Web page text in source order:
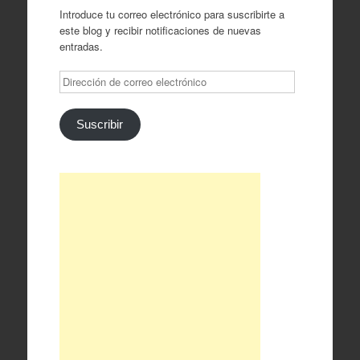
Introduce tu correo electrónico para suscribirte a
este blog y recibir notificaciones de nuevas
entradas.
Dirección
de
correo
electrónico
Suscribir